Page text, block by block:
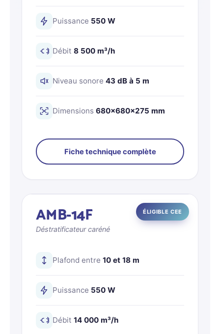
Puissance 550 W
Débit 8 500 m³/h
Niveau sonore 43 dB à 5 m
Dimensions 680×680×275 mm
Fiche technique complète
ÉLIGIBLE CEE
AMB-14F
Déstratificateur caréné
Plafond entre 10 et 18 m
Puissance 550 W
Débit 14 000 m³/h